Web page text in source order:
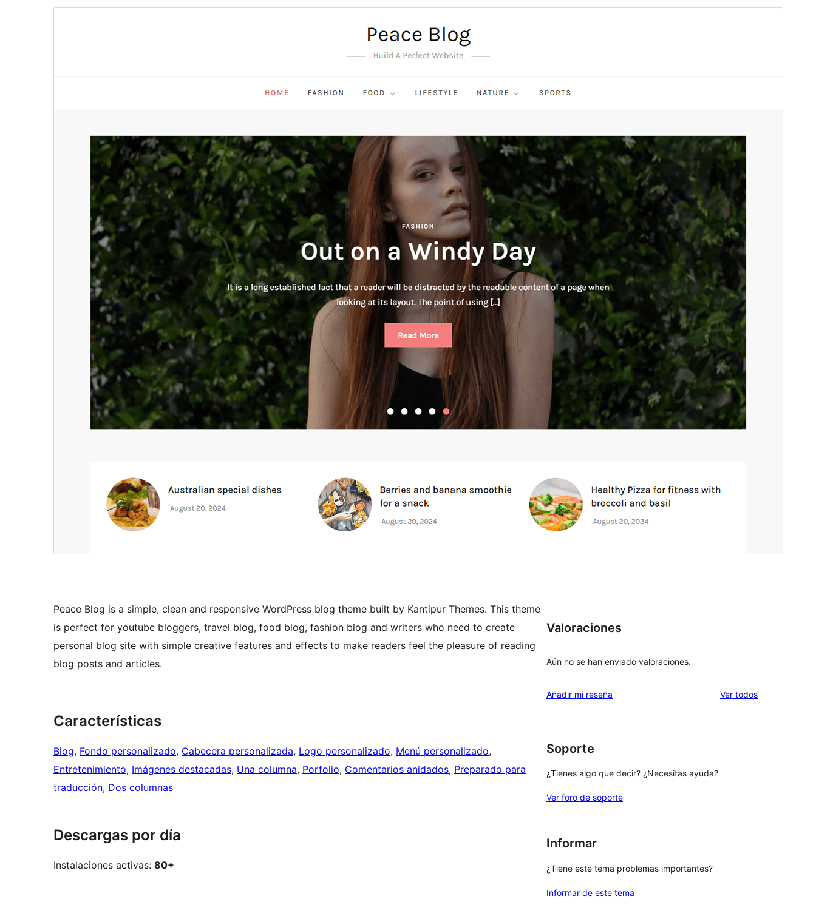
Versión
Versión de WordPress
Versión de PHP
5.6
Página de inicio del tema
Peace Blog is a simple, clean and responsive WordPress blog theme built by Kantipur Themes. This theme
is perfect for youtube bloggers, travel blog, food blog, fashion blog and writers who need to create
personal blog site with simple creative features and effects to make readers feel the pleasure of reading
blog posts and articles.
Características
Blog, Fondo personalizado, Cabecera personalizada, Logo personalizado, Menú personalizado
Entretenimiento, Imágenes destacadas, Una columna, Porfolio, Comentarios anidados, Preparado para
traducción, Dos columnas
Descargas por día
Instalaciones activas: 80+
Valoraciones
Aún no se han enviado valoraciones.
Añadir mi reseña Ver todoslos
Soporte
¿Tienes algo que decir? ¿Necesitas ayuda?
Ver foro de soporte
Informar
¿Tiene este tema problemas importantes?
Informar de este tema